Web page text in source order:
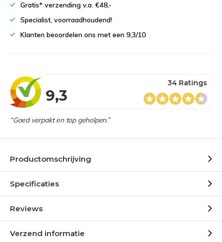
Gratis* verzending v.a. €48,-
Specialist, voorraadhoudend!
Klanten beoordelen ons met een 9,3/10
9,3
34 Ratings
“Goed verpakt en top geholpen.”
Productomschrijving
Specificaties
Reviews
Verzend informatie